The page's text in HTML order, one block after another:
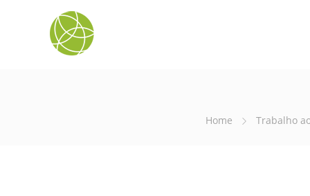
Home Trabalho